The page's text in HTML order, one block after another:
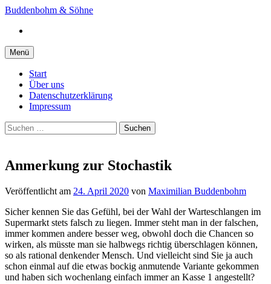
Springe
Inhalt
Buddenbohm & Söhne
Menü
Start
Über uns
Datenschutzerklärung
Impressum
Suchen
nach:
Anmerkung zur Stochastik
Veröffentlicht am 24. April 2020 von Maximilian Buddenbohm
Sicher kennen Sie das Gefühl, bei der Wahl der Warteschlangen im
Supermarkt stets falsch zu liegen. Immer steht man in der falschen,
immer kommen andere besser weg, obwohl doch die Chancen so
wirken, als müsste man sie halbwegs richtig überschlagen können,
so als rational denkender Mensch. Und vielleicht sind Sie ja auch
schon einmal auf die etwas bockig anmutende Variante gekommen
und haben sich wochenlang einfach immer an Kasse 1 angestellt?